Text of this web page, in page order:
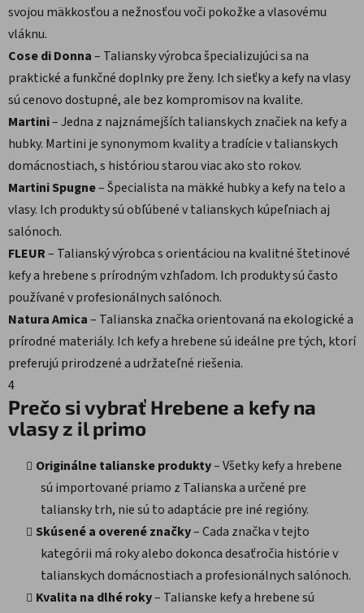
svojou mäkkosťou a nežnosťou voči pokožke a vlasovému
vláknu.
Cose di Donna– Taliansky výrobca špecializujúci sa na
praktické a funkčné doplnky pre ženy. Ich sieťky a kefy na vlasy
sú cenovo dostupné, ale bez kompromisov na kvalite.
Martini– Jedna z najznámejších talianskych značiek na kefy a
hubky. Martini je synonymom kvality a tradície v talianskych
domácnostiach, s históriou starou viac ako sto rokov.
Martini Spugne– Špecialista na mäkké hubky a kefy na telo a
vlasy. Ich produkty sú obľúbené v talianskych kúpeľniach aj
salónoch.
FLEUR– Talianský výrobca s orientáciou na kvalitné štetinové
kefy a hrebene s prírodným vzhľadom. Ich produkty sú často
používané v profesionálnych salónoch.
Natura Amica– Talianska značka orientovaná na ekologické a
prírodné materiály. Ich kefy a hrebene sú ideálne pre tých, ktorí
preferujú prirodzené a udržateľné riešenia.
4
Prečo si vybrať Hrebene a kefy na
vlasy z il primo
Originálne talianske produkty– Všetky kefy a hrebene
sú importované priamo z Talianska a určené pre
taliansky trh, nie sú to adaptácie pre iné regióny.
Skúsené a overené značky– Cada značka v tejto
kategórii má roky alebo dokonca desaťročia histórie v
talianskych domácnostiach a profesionálnych salónoch.
Kvalita na dlhé roky– Talianske kefy a hrebene sú